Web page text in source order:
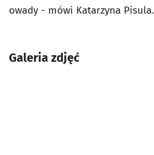
owady - mówi Katarzyna Pisula.
Galeria zdjęć